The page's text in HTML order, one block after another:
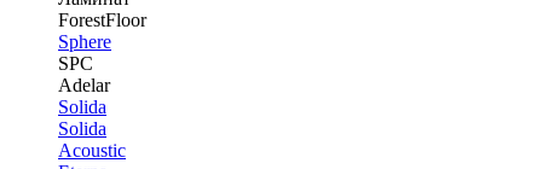
ForestFloor
Sphere
SPC
Adelar
Solida
Solida
Acoustic